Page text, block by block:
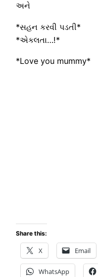
અને
*સહન કરવી પડતી*
*એકલતા…!*
*Love you mummy*
Share this:
X Email
WhatsApp